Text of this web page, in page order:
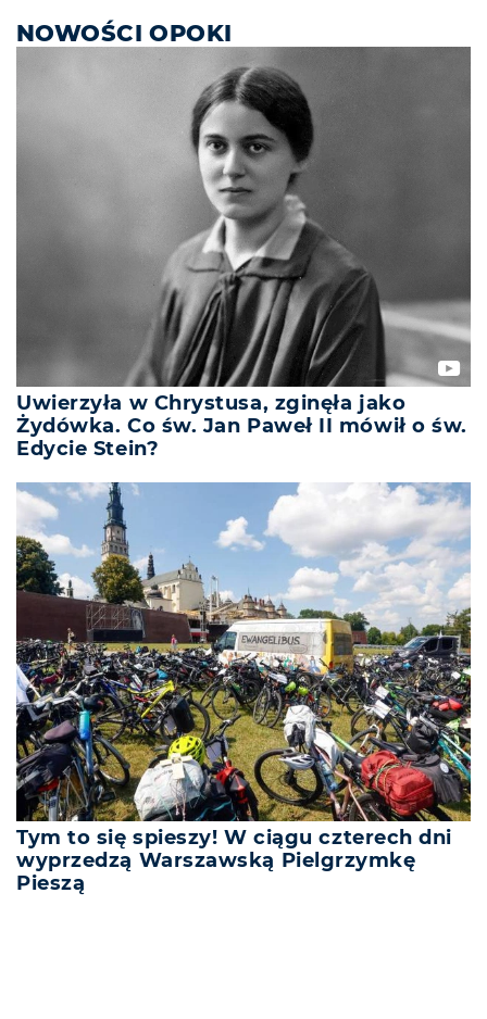
NOWOŚCI OPOKI
Uwierzyła w Chrystusa, zginęła jako
Żydówka. Co św. Jan Paweł II mówił o św.
Edycie Stein?
Tym to się spieszy! W ciągu czterech dni
wyprzedzą Warszawską Pielgrzymkę
Pieszą